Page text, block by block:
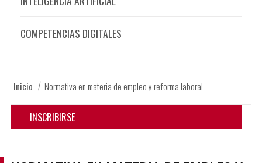
COMPETENCIAS DIGITALES
Inicio Normativa en materia de empleo y reforma laboral
INSCRIBIRSE